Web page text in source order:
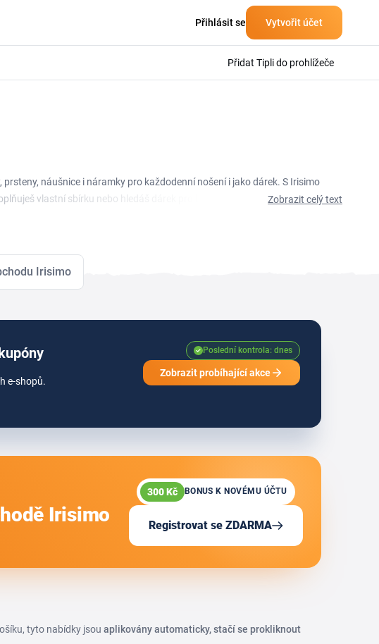
Přihlásit se Vytvořit účet
Přidat Tipli do prohlížeče
náušnice i náramky pro každodenní nošení i jako dárek. S Irisimo
vlastní sbírku nebo hledáš dárek pro blízké. Aktuální slevovýZobrazit celý text
Irisimo
e-shopů.
Poslední kontrola: dnes
Zobrazit probíhající akce
Irisimo
300 Kč BONUS K NOVÉMU ÚČTU
Registrovat se ZDARMA
tyto nabídky jsou aplikovány automaticky, stačí se prokliknout